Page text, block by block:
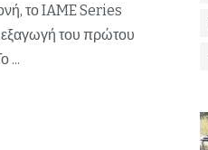
το IAME Series
του πρώτου
...